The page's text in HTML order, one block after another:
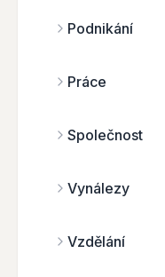
Podnikání
Práce
Společnost
Vynálezy
Vzdělání